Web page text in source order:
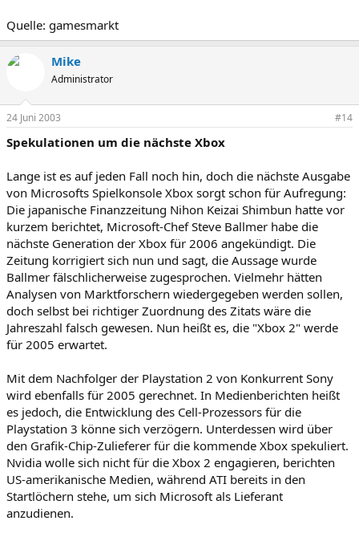
Quelle: gamesmarkt
Mike
Administrator
24 Juni 2003 #14
Spekulationen um die nächste Xbox
Lange ist es auf jeden Fall noch hin, doch die nächste Ausgabe
von Microsofts Spielkonsole Xbox sorgt schon für Aufregung:
Die japanische Finanzzeitung Nihon Keizai Shimbun hatte vor
kurzem berichtet, Microsoft-Chef Steve Ballmer habe die
nächste Generation der Xbox für 2006 angekündigt. Die
Zeitung korrigiert sich nun und sagt, die Aussage wurde
Ballmer fälschlicherweise zugesprochen. Vielmehr hätten
Analysen von Marktforschern wiedergegeben werden sollen,
doch selbst bei richtiger Zuordnung des Zitats wäre die
Jahreszahl falsch gewesen. Nun heißt es, die "Xbox 2" werde
für 2005 erwartet.
Mit dem Nachfolger der Playstation 2 von Konkurrent Sony
wird ebenfalls für 2005 gerechnet. In Medienberichten heißt
es jedoch, die Entwicklung des Cell-Prozessors für die
Playstation 3 könne sich verzögern. Unterdessen wird über
den Grafik-Chip-Zulieferer für die kommende Xbox spekuliert.
Nvidia wolle sich nicht für die Xbox 2 engagieren, berichten
US-amerikanische Medien, während ATI bereits in den
Startlöchern stehe, um sich Microsoft als Lieferant
anzudienen.